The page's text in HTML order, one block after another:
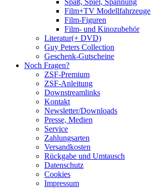
Spaß, Spiel, Spannung
Film+TV Modellfahrzeuge
Film-Figuren
Film- und Kinozubehör
Literatur(+ DVD)
Guy Peters Collection
Geschenk-Gutscheine
Noch Fragen?
ZSF-Premium
ZSF-Anleitung
Downstreamlinks
Kontakt
Newsletter/Downloads
Presse, Medien
Service
Zahlungsarten
Versandkosten
Rückgabe und Umtausch
Datenschutz
Cookies
Impressum